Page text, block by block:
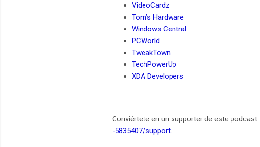
VideoCardz
Tom’s Hardware
Windows Central
PCWorld
TweakTown
TechPowerUp
XDA Developers
Conviértete en un supporter de este podcast:
-5835407/support.